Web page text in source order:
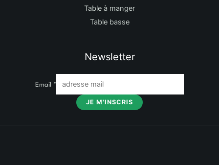
Table à manger
Table basse
Newsletter
Email *
JE M'INSCRIS